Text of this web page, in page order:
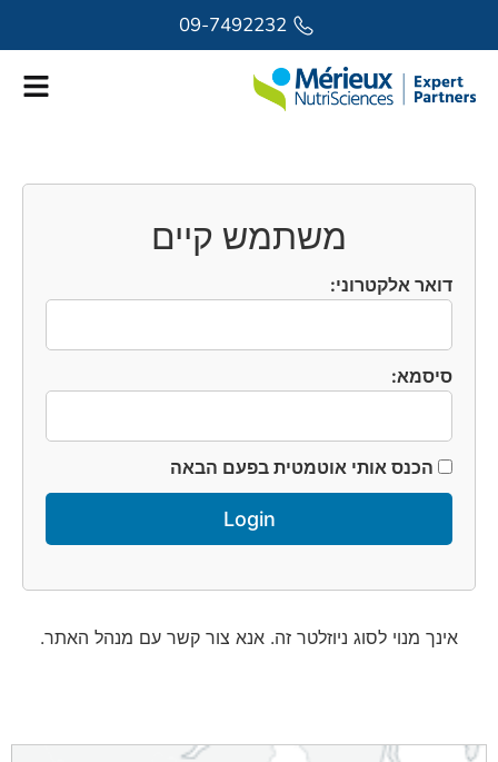
09-7492232
משתמש קיים
דואר אלקטרוני:
סיסמא:
הכנס אותי אוטמטית בפעם הבאה
אינך מנוי לסוג ניוזלטר זה. אנא צור קשר עם מנהל האתר.